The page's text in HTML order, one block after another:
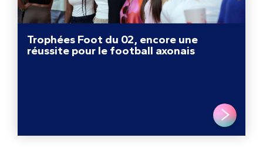
Trophées Foot du 02, encore une
réussite pour le football axonais